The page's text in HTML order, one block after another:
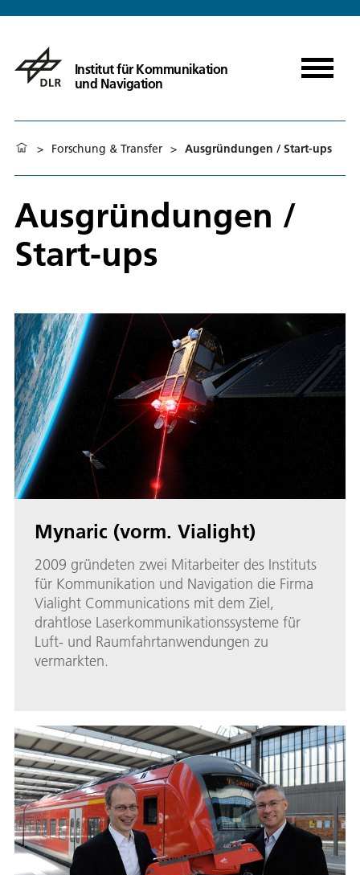
Institut für Kommunikation
und Navigation
> Forschung & Transfer > Ausgründungen / Start-ups
Ausgründungen /
Start-ups
Mynaric (vorm. Vialight)
2009 gründeten zwei Mitarbeiter des Instituts
für Kommunikation und Navigation die Firma
Vialight Communications mit dem Ziel,
drahtlose Laserkommunikationssysteme für
Luft- und Raumfahrtanwendungen zu
vermarkten.